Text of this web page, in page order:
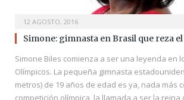
12 AGOSTO, 2016
Simone: gimnasta en Brasil que reza
Simone Biles comienza a ser una leyenda en
Olímpicos. La pequeña gimnasta
metros) de 19 años de edad es ya, nada más
competición olímpica, la llamada a ser la reina